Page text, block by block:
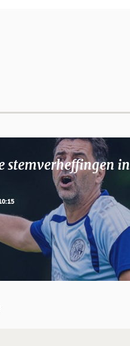
stemverheffingen in